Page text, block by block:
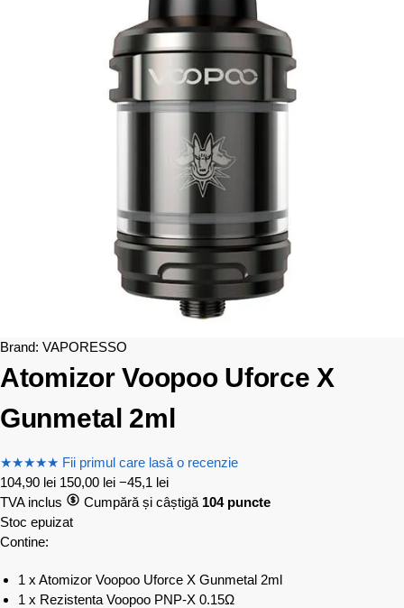
Brand: VAPORESSO
Atomizor Voopoo Uforce X
Gunmetal 2ml
★★★★★ Fii primul care lasă o recenzie
104,90 lei 150,00 lei −45,1 lei
TVA inclus
Cumpără și câștigă 104 puncte
Stoc epuizat
Contine:
1 x Atomizor Voopoo Uforce X Gunmetal 2ml
1 x Rezistenta Voopoo PNP-X 0.15Ω